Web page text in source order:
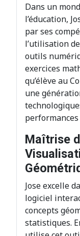
Dans un
l’éducation,
par ses
l’utilisation
outils
exercices
qu’élève au
une
performances
Maîtrise
Jose excelle
logiciel
concepts
statistiques.